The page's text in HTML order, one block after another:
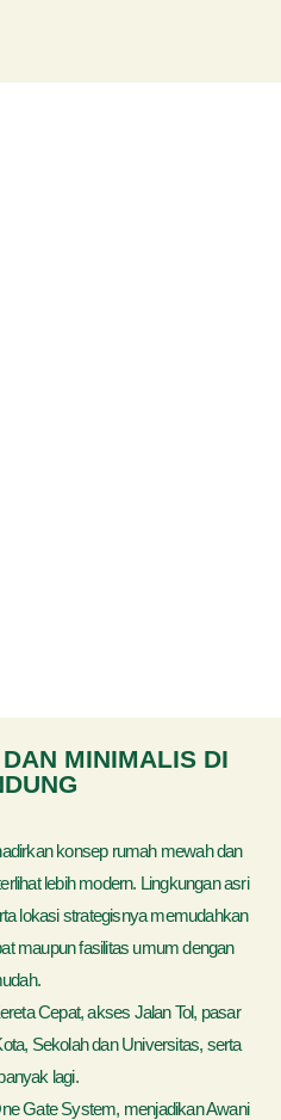
MINIMALIS DI
konsep rumah mewah dan
lebih modern. Lingkungan asri
lokasi strategisnya memudahkan
maupun fasilitas umum dengan
Cepat, akses Jalan Tol, pasar
Sekolah dan Universitas, serta
lagi.
Gate System, menjadikan Awani